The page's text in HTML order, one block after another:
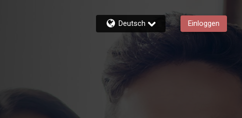
Deutsch Einloggen